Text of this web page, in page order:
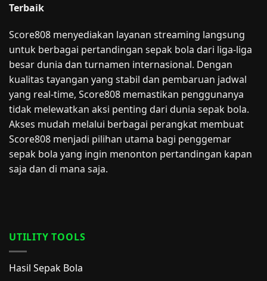
Terbaik
Score808 menyediakan layanan streaming langsung
untuk berbagai pertandingan sepak bola dari liga-liga
besar dunia dan turnamen internasional. Dengan
kualitas tayangan yang stabil dan pembaruan jadwal
yang real-time, Score808 memastikan penggunanya
tidak melewatkan aksi penting dari dunia sepak bola.
Akses mudah melalui berbagai perangkat membuat
Score808 menjadi pilihan utama bagi penggemar
sepak bola yang ingin menonton pertandingan kapan
saja dan di mana saja.
UTILITY TOOLS
Hasil Sepak Bola